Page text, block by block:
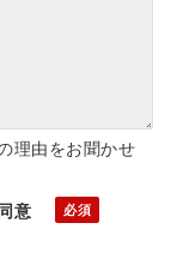
理由をお聞かせ
意